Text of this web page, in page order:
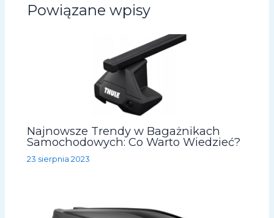
Powiązane wpisy
Najnowsze Trendy w Bagażnikach
Samochodowych: Co Warto Wiedzieć?
23 sierpnia 2023